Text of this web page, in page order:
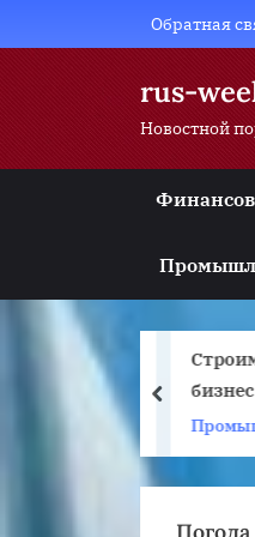
to
Обратная
rus-
Новостной
Строим малый и
бизнес на
Промышленность
prev